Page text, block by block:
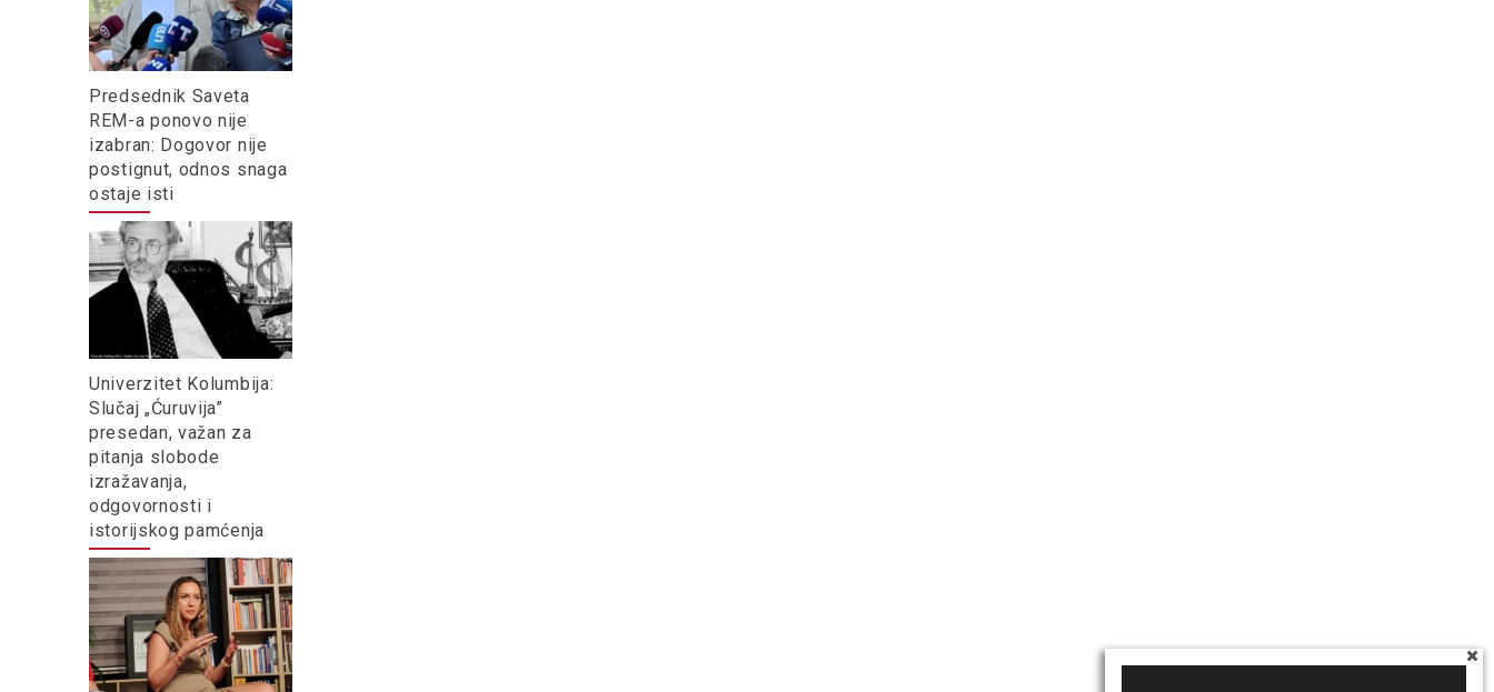
Predsednik Saveta
REM-a ponovo nije
izabran: Dogovor nije
postignut, odnos snaga
ostaje isti
Univerzitet Kolumbija:
Slučaj „Ćuruvija”
presedan, važan za
pitanja slobode
izražavanja,
odgovornosti i
istorijskog pamćenja